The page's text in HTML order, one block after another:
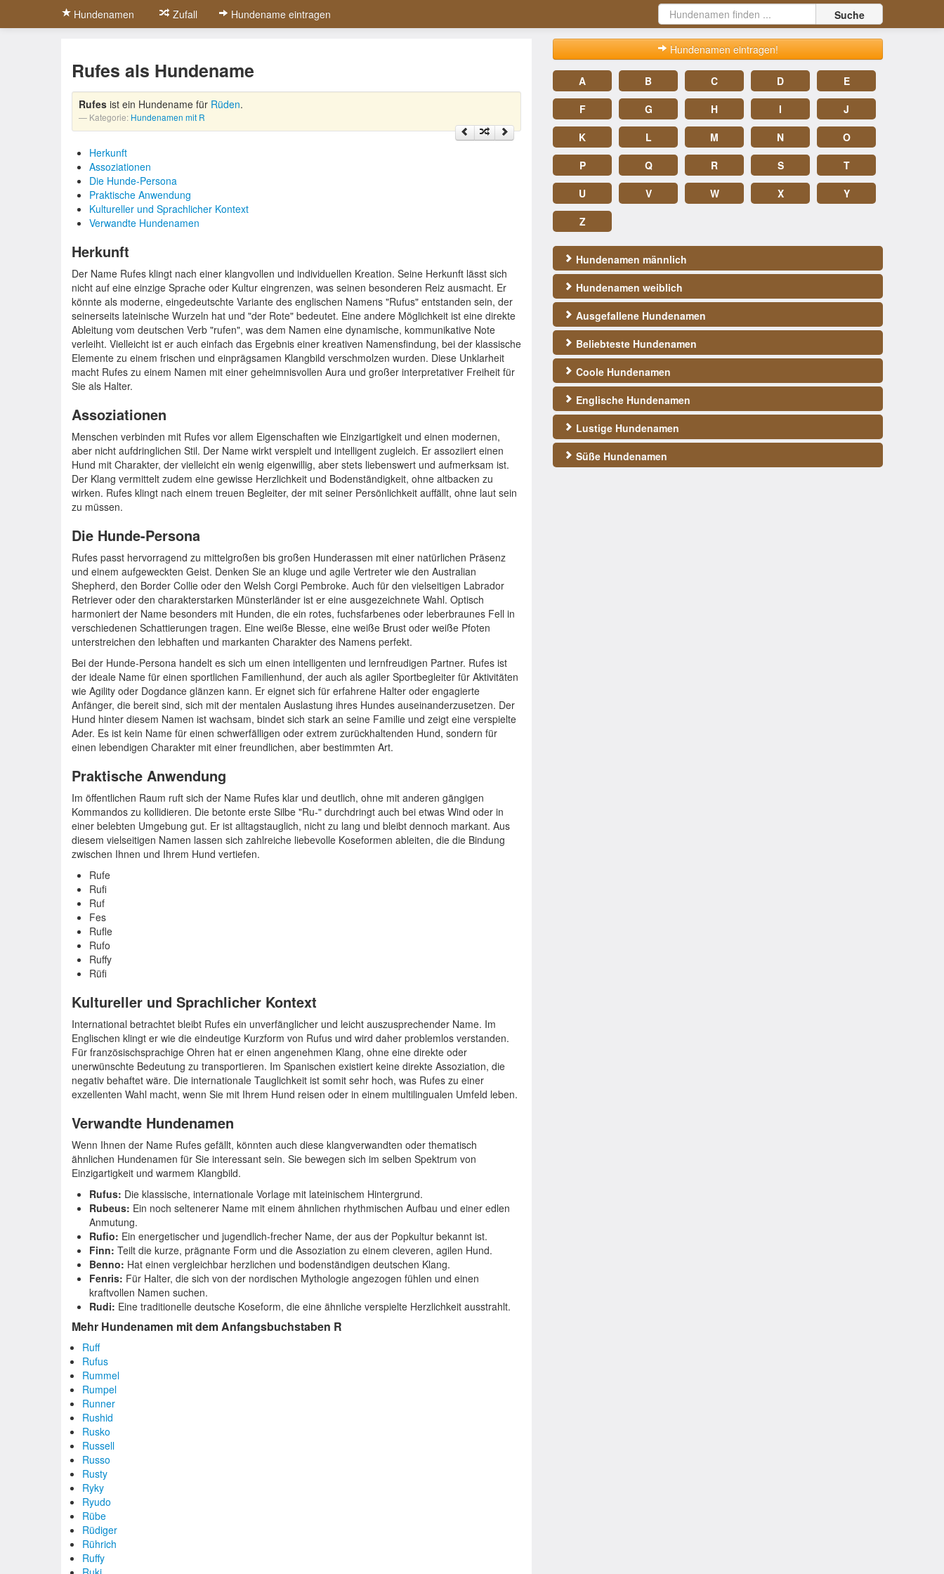
Hundenamen Zufall Hundename eintragen Suche
Rufes als Hundename
Rufes ist ein Hundename für Rüden.
Kategorie: Hundenamen mit R
Herkunft
Assoziationen
Die Hunde-Persona
Praktische Anwendung
Kultureller und Sprachlicher Kontext
Verwandte Hundenamen
Herkunft
Der Name Rufes klingt nach einer klangvollen und individuellen Kreation. Seine Herkunft lässt sich
nicht auf eine einzige Sprache oder Kultur eingrenzen, was seinen besonderen Reiz ausmacht. Er
könnte als moderne, eingedeutschte Variante des englischen Namens "Rufus" entstanden sein, der
seinerseits lateinische Wurzeln hat und "der Rote" bedeutet. Eine andere Möglichkeit ist eine direkte
Ableitung vom deutschen Verb "rufen", was dem Namen eine dynamische, kommunikative Note
verleiht. Vielleicht ist er auch einfach das Ergebnis einer kreativen Namensfindung, bei der klassische
Elemente zu einem frischen und einprägsamen Klangbild verschmolzen wurden. Diese Unklarheit
macht Rufes zu einem Namen mit einer geheimnisvollen Aura und großer interpretativer Freiheit für
Sie als Halter.
Assoziationen
Menschen verbinden mit Rufes vor allem Eigenschaften wie Einzigartigkeit und einen modernen,
aber nicht aufdringlichen Stil. Der Name wirkt verspielt und intelligent zugleich. Er assoziiert einen
Hund mit Charakter, der vielleicht ein wenig eigenwillig, aber stets liebenswert und aufmerksam ist.
Der Klang vermittelt zudem eine gewisse Herzlichkeit und Bodenständigkeit, ohne altbacken zu
wirken. Rufes klingt nach einem treuen Begleiter, der mit seiner Persönlichkeit auffällt, ohne laut sein
zu müssen.
Die Hunde-Persona
Rufes passt hervorragend zu mittelgroßen bis großen Hunderassen mit einer natürlichen Präsenz
und einem aufgeweckten Geist. Denken Sie an kluge und agile Vertreter wie den Australian
Shepherd, den Border Collie oder den Welsh Corgi Pembroke. Auch für den vielseitigen Labrador
Retriever oder den charakterstarken Münsterländer ist er eine ausgezeichnete Wahl. Optisch
harmoniert der Name besonders mit Hunden, die ein rotes, fuchsfarbenes oder leberbraunes Fell in
verschiedenen Schattierungen tragen. Eine weiße Blesse, eine weiße Brust oder weiße Pfoten
unterstreichen den lebhaften und markanten Charakter des Namens perfekt.
Bei der Hunde-Persona handelt es sich um einen intelligenten und lernfreudigen Partner. Rufes ist
der ideale Name für einen sportlichen Familienhund, der auch als agiler Sportbegleiter für Aktivitäten
wie Agility oder Dogdance glänzen kann. Er eignet sich für erfahrene Halter oder engagierte
Anfänger, die bereit sind, sich mit der mentalen Auslastung ihres Hundes auseinanderzusetzen. Der
Hund hinter diesem Namen ist wachsam, bindet sich stark an seine Familie und zeigt eine verspielte
Ader. Es ist kein Name für einen schwerfälligen oder extrem zurückhaltenden Hund, sondern für
einen lebendigen Charakter mit einer freundlichen, aber bestimmten Art.
Praktische Anwendung
Im öffentlichen Raum ruft sich der Name Rufes klar und deutlich, ohne mit anderen gängigen
Kommandos zu kollidieren. Die betonte erste Silbe "Ru-" durchdringt auch bei etwas Wind oder in
einer belebten Umgebung gut. Er ist alltagstauglich, nicht zu lang und bleibt dennoch markant. Aus
diesem vielseitigen Namen lassen sich zahlreiche liebevolle Koseformen ableiten, die die Bindung
zwischen Ihnen und Ihrem Hund vertiefen.
Rufe
Rufi
Ruf
Fes
Rufle
Rufo
Ruffy
Rüfi
Kultureller und Sprachlicher Kontext
International betrachtet bleibt Rufes ein unverfänglicher und leicht auszusprechender Name. Im
Englischen klingt er wie die eindeutige Kurzform von Rufus und wird daher problemlos verstanden.
Für französischsprachige Ohren hat er einen angenehmen Klang, ohne eine direkte oder
unerwünschte Bedeutung zu transportieren. Im Spanischen existiert keine direkte Assoziation, die
negativ behaftet wäre. Die internationale Tauglichkeit ist somit sehr hoch, was Rufes zu einer
exzellenten Wahl macht, wenn Sie mit Ihrem Hund reisen oder in einem multilingualen Umfeld leben.
Verwandte Hundenamen
Wenn Ihnen der Name Rufes gefällt, könnten auch diese klangverwandten oder thematisch
ähnlichen Hundenamen für Sie interessant sein. Sie bewegen sich im selben Spektrum von
Einzigartigkeit und warmem Klangbild.
Rufus: Die klassische, internationale Vorlage mit lateinischem Hintergrund.
Rubeus: Ein noch seltenerer Name mit einem ähnlichen rhythmischen Aufbau und einer edlen
Anmutung.
Rufio: Ein energetischer und jugendlich-frecher Name, der aus der Popkultur bekannt ist.
Finn: Teilt die kurze, prägnante Form und die Assoziation zu einem cleveren, agilen Hund.
Benno: Hat einen vergleichbar herzlichen und bodenständigen deutschen Klang.
Fenris: Für Halter, die sich von der nordischen Mythologie angezogen fühlen und einen
kraftvollen Namen suchen.
Rudi: Eine traditionelle deutsche Koseform, die eine ähnliche verspielte Herzlichkeit ausstrahlt.
Mehr Hundenamen mit dem Anfangsbuchstaben R
Ruff
Rufus
Rummel
Rumpel
Runner
Rushid
Rusko
Russell
Russo
Rusty
Ryky
Ryudo
Rübe
Rüdiger
Rührich
Ruffy
Hundenamen eintragen!
A B C D
E
F
G H I
J
K
L M N
O
P
Q R S
T
U
V W X
Y
Z
Hundenamen männlich
Hundenamen weiblich
Ausgefallene Hundenamen
Beliebteste Hundenamen
Coole Hundenamen
Englische Hundenamen
Lustige Hundenamen
Süße Hundenamen